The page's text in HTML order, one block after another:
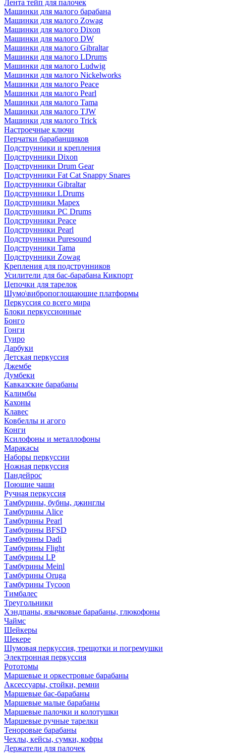
Лента тейп для палочек
Машинки для малого барабана
Машинки для малого Zowag
Машинки для малого Dixon
Машинки для малого DW
Машинки для малого Gibraltar
Машинки для малого LDrums
Машинки для малого Ludwig
Машинки для малого Nickelworks
Машинки для малого Peace
Машинки для малого Pearl
Машинки для малого Tama
Машинки для малого TJW
Машинки для малого Trick
Настроечные ключи
Перчатки барабанщиков
Подструнники и крепления
Подструнники Dixon
Подструнники Drum Gear
Подструнники Fat Cat Snappy Snares
Подструнники Gibraltar
Подструнники LDrums
Подструнники Mapex
Подструнники PC Drums
Подструнники Peace
Подструнники Pearl
Подструнники Puresound
Подструнники Tama
Подструнники Zowag
Крепления для подструнников
Усилители для бас-барабана Кикпорт
Цепочки для тарелок
Шумо\вибропоглощающие платформы
Перкуссия со всего мира
Блоки перкуссионные
Бонго
Гонги
Гуиро
Дарбуки
Детская перкуссия
Джембе
Думбеки
Кавказские барабаны
Калимбы
Кахоны
Клавес
Ковбеллы и агого
Конги
Ксилофоны и металлофоны
Маракасы
Наборы перкуссии
Ножная перкуссия
Пандейрос
Поющие чаши
Ручная перкуссия
Тамбурины, бубны, джинглы
Тамбурины Alice
Тамбурины Pearl
Тамбурины BFSD
Тамбурины Dadi
Тамбурины Flight
Тамбурины LP
Тамбурины Meinl
Тамбурины Oruga
Тамбурины Tycoon
Тимбалес
Треугольники
Хэндпаны, язычковые барабаны, глюкофоны
Чаймс
Шейкеры
Шекере
Шумовая перкуссия, трещотки и погремушки
Электронная перкуссия
Рототомы
Маршевые и оркестровые барабаны
Аксессуары, стойки, ремни
Маршевые бас-барабаны
Маршевые малые барабаны
Маршевые палочки и колотушки
Маршевые ручные тарелки
Теноровые барабаны
Чехлы, кейсы, сумки, кофры
Держатели для палочек